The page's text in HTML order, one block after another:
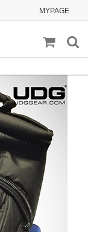
MYPAGE